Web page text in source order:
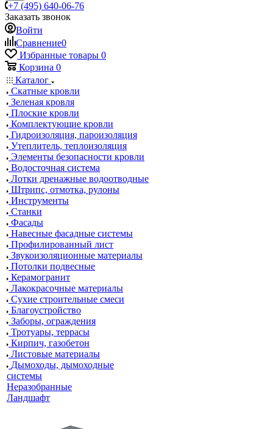
+7 (495) 640-06-76
Заказать звонок
Войти
Сравнение0
Избранные товары 0
Корзина 0
Каталог
Скатные кровли
Зеленая кровля
Плоские кровли
Комплектующие кровли
Гидроизоляция, пароизоляция
Утеплитель, теплоизоляция
Элементы безопасности кровли
Водосточная система
Лотки дренажные водоотводные
Штрипс, отмотка, рулоны
Инструменты
Станки
Фасады
Навесные фасадные системы
Профилированный лист
Звукоизоляционные материалы
Потолки подвесные
Керамогранит
Лакокрасочные материалы
Сухие строительные смеси
Благоустройство
Заборы, ограждения
Тротуары, террасы
Кирпич, газобетон
Листовые материалы
Дымоходы, дымоходные
системы
Неразобранные
Ландшафт